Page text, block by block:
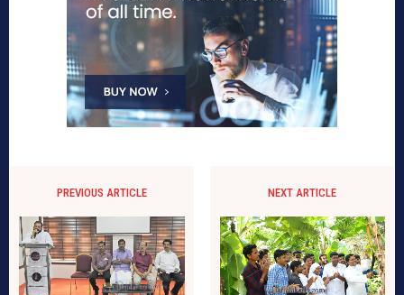
PREVIOUS ARTICLE NEXT ARTICLE